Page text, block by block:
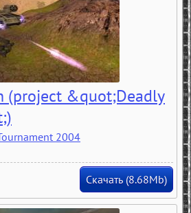
(project &quot;Deadly
2004
Скачать (8.68Mb)